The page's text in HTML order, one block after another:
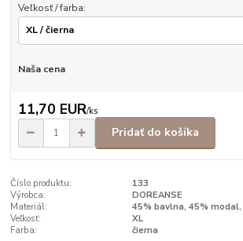
Veľkosť / farba:
Naša cena
11,70 EUR/ks
Pridať do košíka
Číslo produktu:
133
Výrobca:
DOREANSE
Materiál:
45% bavlna, 45%
Veľkosť:
XL
Farba:
čierna